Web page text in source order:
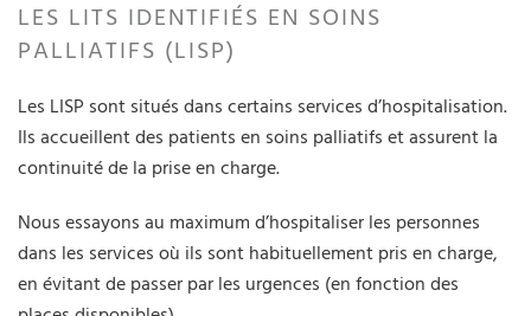
LES LITS IDENTIFIÉS EN SOINS
PALLIATIFS (LISP)
Les LISP sont situés dans certains services d’hospitalisation.
Ils accueillent des patients en soins palliatifs et assurent la
continuité de la prise en charge.
Nous essayons au maximum d’hospitaliser les personnes
dans les services où ils sont habituellement pris en charge,
en évitant de passer par les urgences (en fonction des